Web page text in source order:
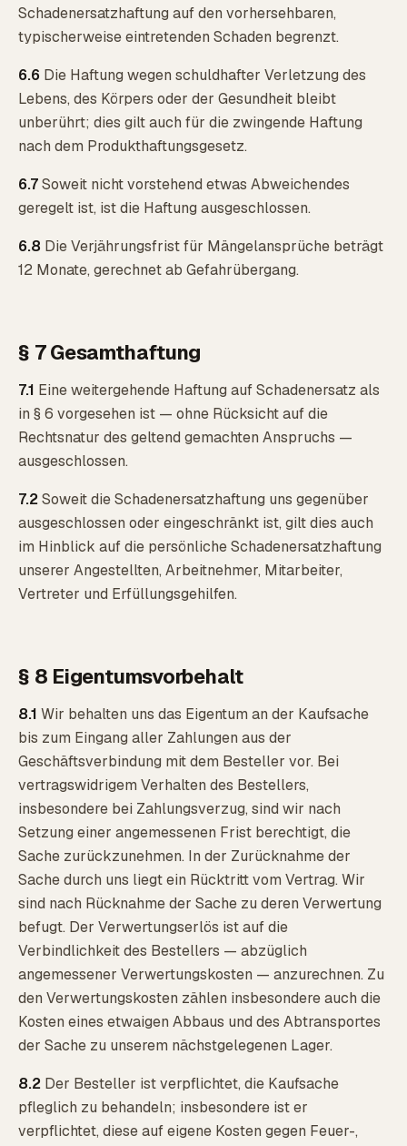
Schadenersatzhaftung auf den vorhersehbaren,
typischerweise eintretenden Schaden begrenzt.
6.6 Die Haftung wegen schuldhafter Verletzung des
Lebens, des Körpers oder der Gesundheit bleibt
unberührt; dies gilt auch für die zwingende Haftung
nach dem Produkthaftungsgesetz.
6.7Soweit nicht vorstehend etwas Abweichendes
geregelt ist, ist die Haftung ausgeschlossen.
6.8 Die Verjährungsfrist für Mängelansprüche beträgt
12 Monate, gerechnet ab Gefahrübergang.
§ 7 Gesamthaftung
7.1 Eine weitergehende Haftung auf Schadenersatz als
in § 6 vorgesehen ist — ohne Rücksicht auf die
Rechtsnatur des geltend gemachten Anspruchs —
ausgeschlossen.
7.2Soweit die Schadenersatzhaftung uns gegenüber
ausgeschlossen oder eingeschränkt ist, gilt dies auch
im Hinblick auf die persönliche Schadenersatzhaftung
unserer Angestellten, Arbeitnehmer, Mitarbeiter,
Vertreter und Erfüllungsgehilfen.
§ 8 Eigentumsvorbehalt
8.1 Wir behalten uns das Eigentum an der Kaufsache
bis zum Eingang aller Zahlungen aus der
Geschäftsverbindung mit dem Besteller vor. Bei
vertragswidrigem Verhalten des Bestellers,
insbesondere bei Zahlungsverzug, sind wir nach
Setzung einer angemessenen Frist berechtigt, die
Sache zurückzunehmen. In der Zurücknahme der
Sache durch uns liegt ein Rücktritt vom Vertrag. Wir
sind nach Rücknahme der Sache zu deren Verwertung
befugt. Der Verwertungserlös ist auf die
Verbindlichkeit des Bestellers — abzüglich
angemessener Verwertungskosten — anzurechnen. Zu
den Verwertungskosten zählen insbesondere auch die
Kosten eines etwaigen Abbaus und des Abtransportes
der Sache zu unserem nächstgelegenen Lager.
8.2 Der Besteller ist verpflichtet, die Kaufsache
pfleglich zu behandeln; insbesondere ist er
verpflichtet, diese auf eigene Kosten gegen Feuer-,